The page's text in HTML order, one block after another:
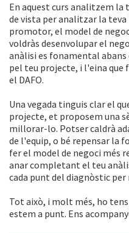
En aquest curs analitzem la
de vista per analitzar la
promotor, el model de
voldràs desenvolupar el
anàlisi es fonamental
pel teu projecte, i l'eina que
el DAFO.
Una vegada tinguis clar el
projecte, et proposem una
millorar-lo. Potser caldrà
de l'equip, o bé repensar la
fer el model de negoci més
anar completant el teu
cada punt del diagnòstic
Tot això, i molt més, ho
estem a punt. Ens